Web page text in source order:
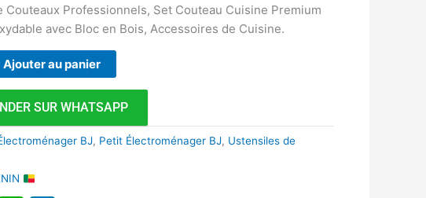
Couteaux Professionnels, Set Couteau Cuisine Premium
avec Bloc en Bois, Accessoires de Cuisine.
Ajouter au panier
SUR WHATSAPP
BJ, Petit Électroménager BJ, Ustensiles de